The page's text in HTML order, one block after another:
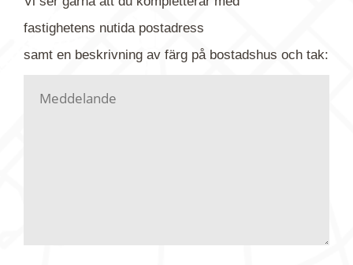
kontaktar dig så fort vi kan, givetvis utan
fastighetens nutidapostadress
samt en beskrivning av färg på bostadshus och tak: